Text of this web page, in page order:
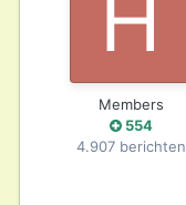
Members
554
4.907 berichten